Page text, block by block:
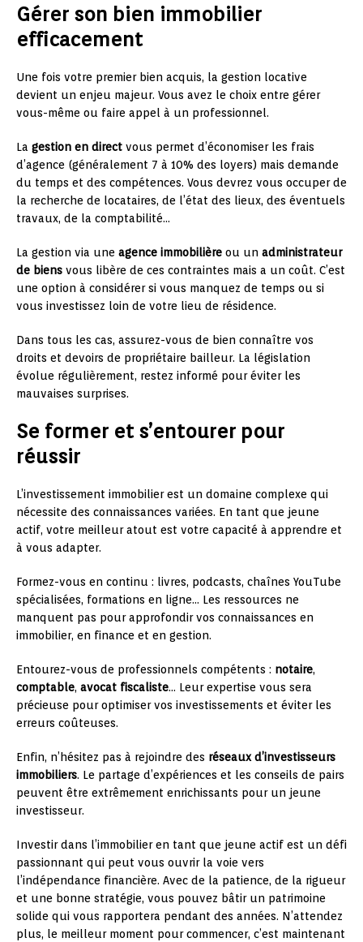
Gérer son bien immobilier
efficacement
Une fois votre premier bien acquis, la gestion locative
devient un enjeu majeur. Vous avez le choix entre gérer
vous-même ou faire appel à un professionnel.
La gestion en direct vous permet d’économiser les frais
d’agence (généralement 7 à 10% des loyers) mais demande
du temps et des compétences. Vous devrez vous occuper de
la recherche de locataires, de l’état des lieux, des éventuels
travaux, de la comptabilité…
La gestion via une agence immobilière ou un administrateur
de biens vous libère de ces contraintes mais a un coût. C’est
une option à considérer si vous manquez de temps ou si
vous investissez loin de votre lieu de résidence.
Dans tous les cas, assurez-vous de bien connaître vos
droits et devoirs de propriétaire bailleur. La législation
évolue régulièrement, restez informé pour éviter les
mauvaises surprises.
Se former et s’entourer pour
réussir
L’investissement immobilier est un domaine complexe qui
nécessite des connaissances variées. En tant que jeune
actif, votre meilleur atout est votre capacité à apprendre et
à vous adapter.
Formez-vous en continu : livres, podcasts, chaînes YouTube
spécialisées, formations en ligne… Les ressources ne
manquent pas pour approfondir vos connaissances en
immobilier, en finance et en gestion.
Entourez-vous de professionnels compétents : notaire,
comptable, avocat fiscaliste… Leur expertise vous sera
précieuse pour optimiser vos investissements et éviter les
erreurs coûteuses.
Enfin, n’hésitez pas à rejoindre des réseaux d’investisseurs
immobiliers. Le partage d’expériences et les conseils de pairs
peuvent être extrêmement enrichissants pour un jeune
investisseur.
Investir dans l’immobilier en tant que jeune actif est un défi
passionnant qui peut vous ouvrir la voie vers
l’indépendance financière. Avec de la patience, de la rigueur
et une bonne stratégie, vous pouvez bâtir un patrimoine
solide qui vous rapportera pendant des années. N’attendez
plus, le meilleur moment pour commencer, c’est maintenant